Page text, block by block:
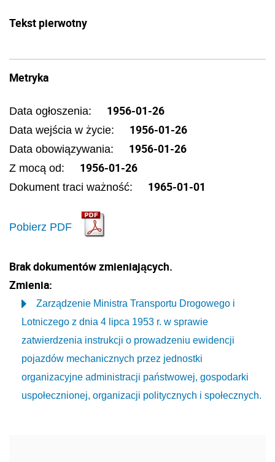
Tekst pierwotny
Metryka
Data ogłoszenia: 1956-01-26
Data wejścia w życie: 1956-01-26
Data obowiązywania: 1956-01-26
Z mocą od: 1956-01-26
Dokument traci ważność: 1965-01-01
Pobierz PDF
Brak dokumentów zmieniających.
Zmienia:
Zarządzenie Ministra Transportu Drogowego i
Lotniczego z dnia 4 lipca 1953 r. w sprawie
zatwierdzenia instrukcji o prowadzeniu ewidencji
pojazdów mechanicznych przez jednostki
organizacyjne administracji państwowej, gospodarki
uspołecznionej, organizacji politycznych i społecznych.